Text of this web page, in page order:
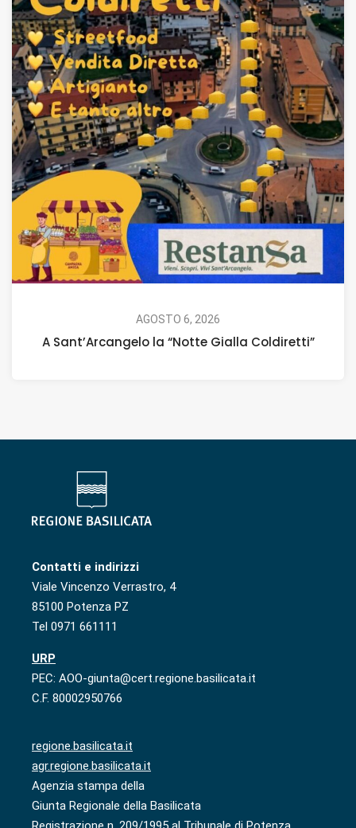
AGOSTO 6, 2026
A Sant’Arcangelo la “Notte Gialla Coldiretti”
Contatti e indirizzi
Viale Vincenzo Verrastro, 4
85100 Potenza PZ
Tel 0971 661111
URP
PEC: AOO-giunta@cert.regione.basilicata.it
C.F. 80002950766
regione.basilicata.it
agr.regione.basilicata.it
Agenzia stampa della
Giunta Regionale della Basilicata